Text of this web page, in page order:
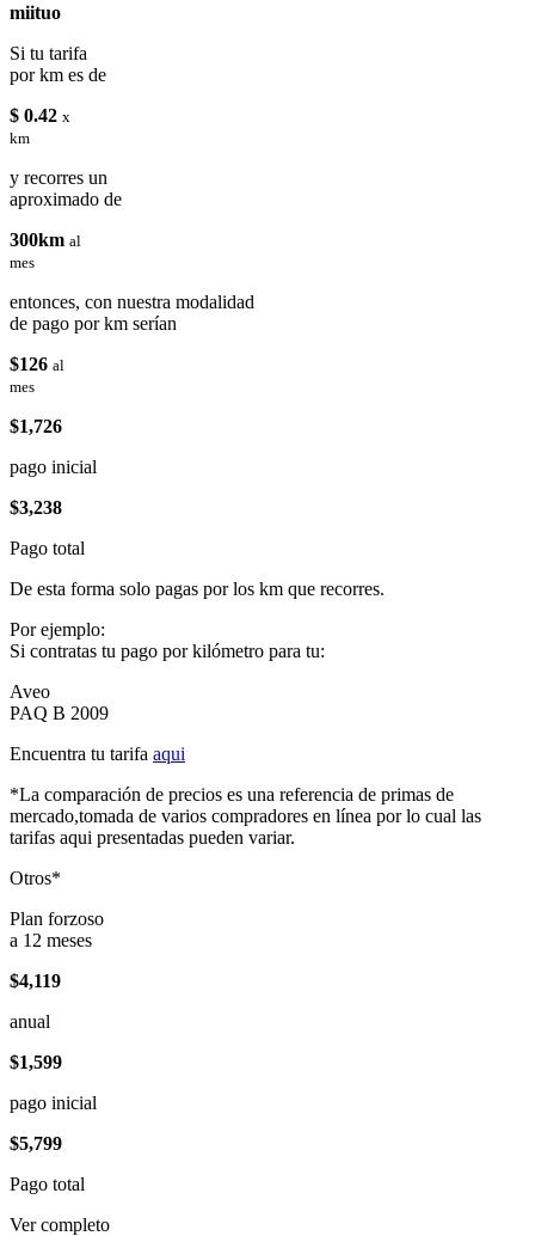
miituo
Si tu tarifa
por km es de
$ 0.42 x
km
y recorres un
aproximado de
300km al
mes
entonces, con nuestra modalidad
de pago por km serían
$126 al
mes
$1,726
pago inicial
$3,238
Pago total
De esta forma solo pagas por los km que recorres.
Por ejemplo:
Si contratas tu pago por kilómetro para tu:
Aveo
PAQ B 2009
Encuentra tu tarifa aqui
*La comparación de precios es una referencia de primas de
mercado,tomada de varios compradores en línea por lo cual las
tarifas aqui presentadas pueden variar.
Otros*
Plan forzoso
a 12 meses
$4,119
anual
$1,599
pago inicial
$5,799
Pago total
Ver completo